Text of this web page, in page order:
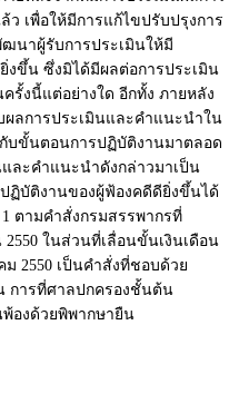
ว เพื่อให้มีการแก้ไขปรับปรุงการ
นาผู้รับการประเมินให้มี
งขึ้น ซึ่งมิได้มีผลต่อการประเมิน
รั้งนี้แต่อย่างใด อีกทั้ง ภายหลัง
ลการประเมินและคำแนะนำใน
บขั้นตอนการปฏิบัติงานมาตลอด
ละคำแนะนำดังกล่าวมาเป็น
ฏิบัติงานของผู้ฟ้องคดีดียิ่งขึ้นได้
ตามคำสั่งกรมสรรพากรที่
2550 ในส่วนที่เลื่อนขั้นเงินเดือน
2550 เป็นคำสั่งที่ชอบด้วย
การที่ศาลปกครองชั้นต้น
องด้วยพิพากษายืน